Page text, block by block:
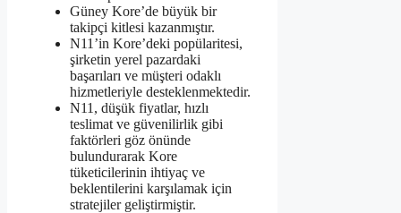
Güney Kore’de büyük bir
takipçi kitlesi kazanmıştır.
N11’in Kore’deki popülaritesi,
şirketin yerel pazardaki
başarıları ve müşteri odaklı
hizmetleriyle desteklenmektedir.
N11, düşük fiyatlar, hızlı
teslimat ve güvenilirlik gibi
faktörleri göz önünde
bulundurarak Kore
tüketicilerinin ihtiyaç ve
beklentilerini karşılamak için
stratejiler geliştirmiştir.